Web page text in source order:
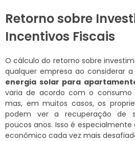
Retorno sobre
Incentivos Fiscais
O cálculo do retorno sobre
qualquer empresa ao considerar
energia solar para
varia de acordo com o
mas, em muitos casos, os
podem ver a recuperação de
poucos anos. Isso é
econômico cada vez mais